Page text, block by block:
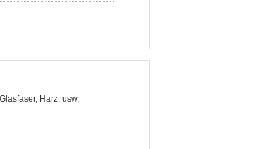
Harz, usw.